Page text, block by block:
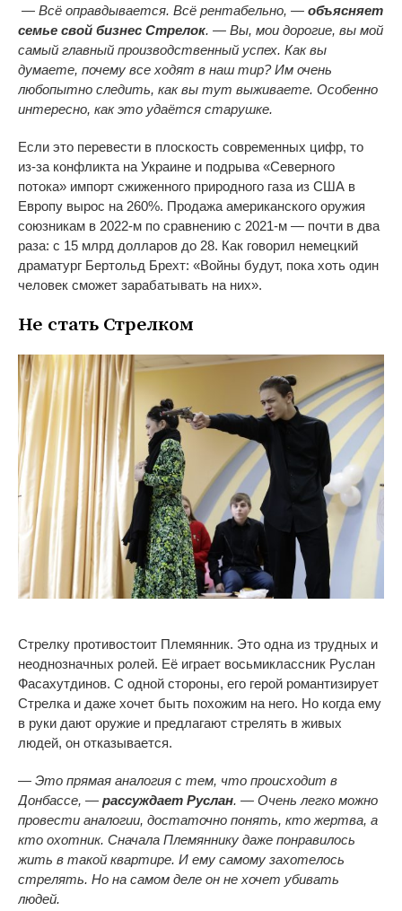
— Всё оправдывается. Всё рентабельно, — объясняет
семье свой бизнес Стрелок. — Вы, мои дорогие, вы мой
самый главный производственный успех. Как вы
думаете, почему все ходят в наш тир? Им очень
любопытно следить, как вы тут выживаете. Особенно
интересно, как это удаётся старушке.
Если это перевести в плоскость современных цифр, то
из-за конфликта на Украине и подрыва «Северного
потока» импорт сжиженного природного газа из США в
Европу вырос на 260%. Продажа американского оружия
союзникам в 2022-м по сравнению с 2021-м — почти в два
раза: с 15 млрд долларов до 28. Как говорил немецкий
драматург Бертольд Брехт: «Войны будут, пока хоть один
человек сможет зарабатывать на них».
Не стать Стрелком
Стрелку противостоит Племянник. Это одна из трудных и
неоднозначных ролей. Её играет восьмиклассник Руслан
Фасахутдинов. С одной стороны, его герой романтизирует
Стрелка и даже хочет быть похожим на него. Но когда ему
в руки дают оружие и предлагают стрелять в живых
людей, он отказывается.
— Это прямая аналогия с тем, что происходит в
Донбассе, — рассуждает Руслан. — Очень легко можно
провести аналогии, достаточно понять, кто жертва, а
кто охотник. Сначала Племяннику даже понравилось
жить в такой квартире. И ему самому захотелось
стрелять. Но на самом деле он не хочет убивать
людей.